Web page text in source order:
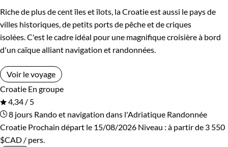
Riche de plus de cent îles et îlots, la Croatie est aussi le pays de
villes historiques, de petits ports de pêche et de criques
isolées. C'est le cadre idéal pour une magnifique croisière à bord
d'un caïque alliant navigation et randonnées.
Voir le voyage
Croatie En groupe
4,34 / 5
8 jours Rando et navigation dans l'Adriatique Randonnée
Croatie Prochain départ le 15/08/2026 Niveau : à partir de 3 550
$CAD / pers.